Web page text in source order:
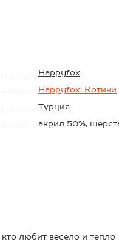
Happyfox
Happyfox: Котики
Турция
акрил 50%,
любит весело и тепло